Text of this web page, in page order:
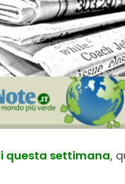
questa settimana,